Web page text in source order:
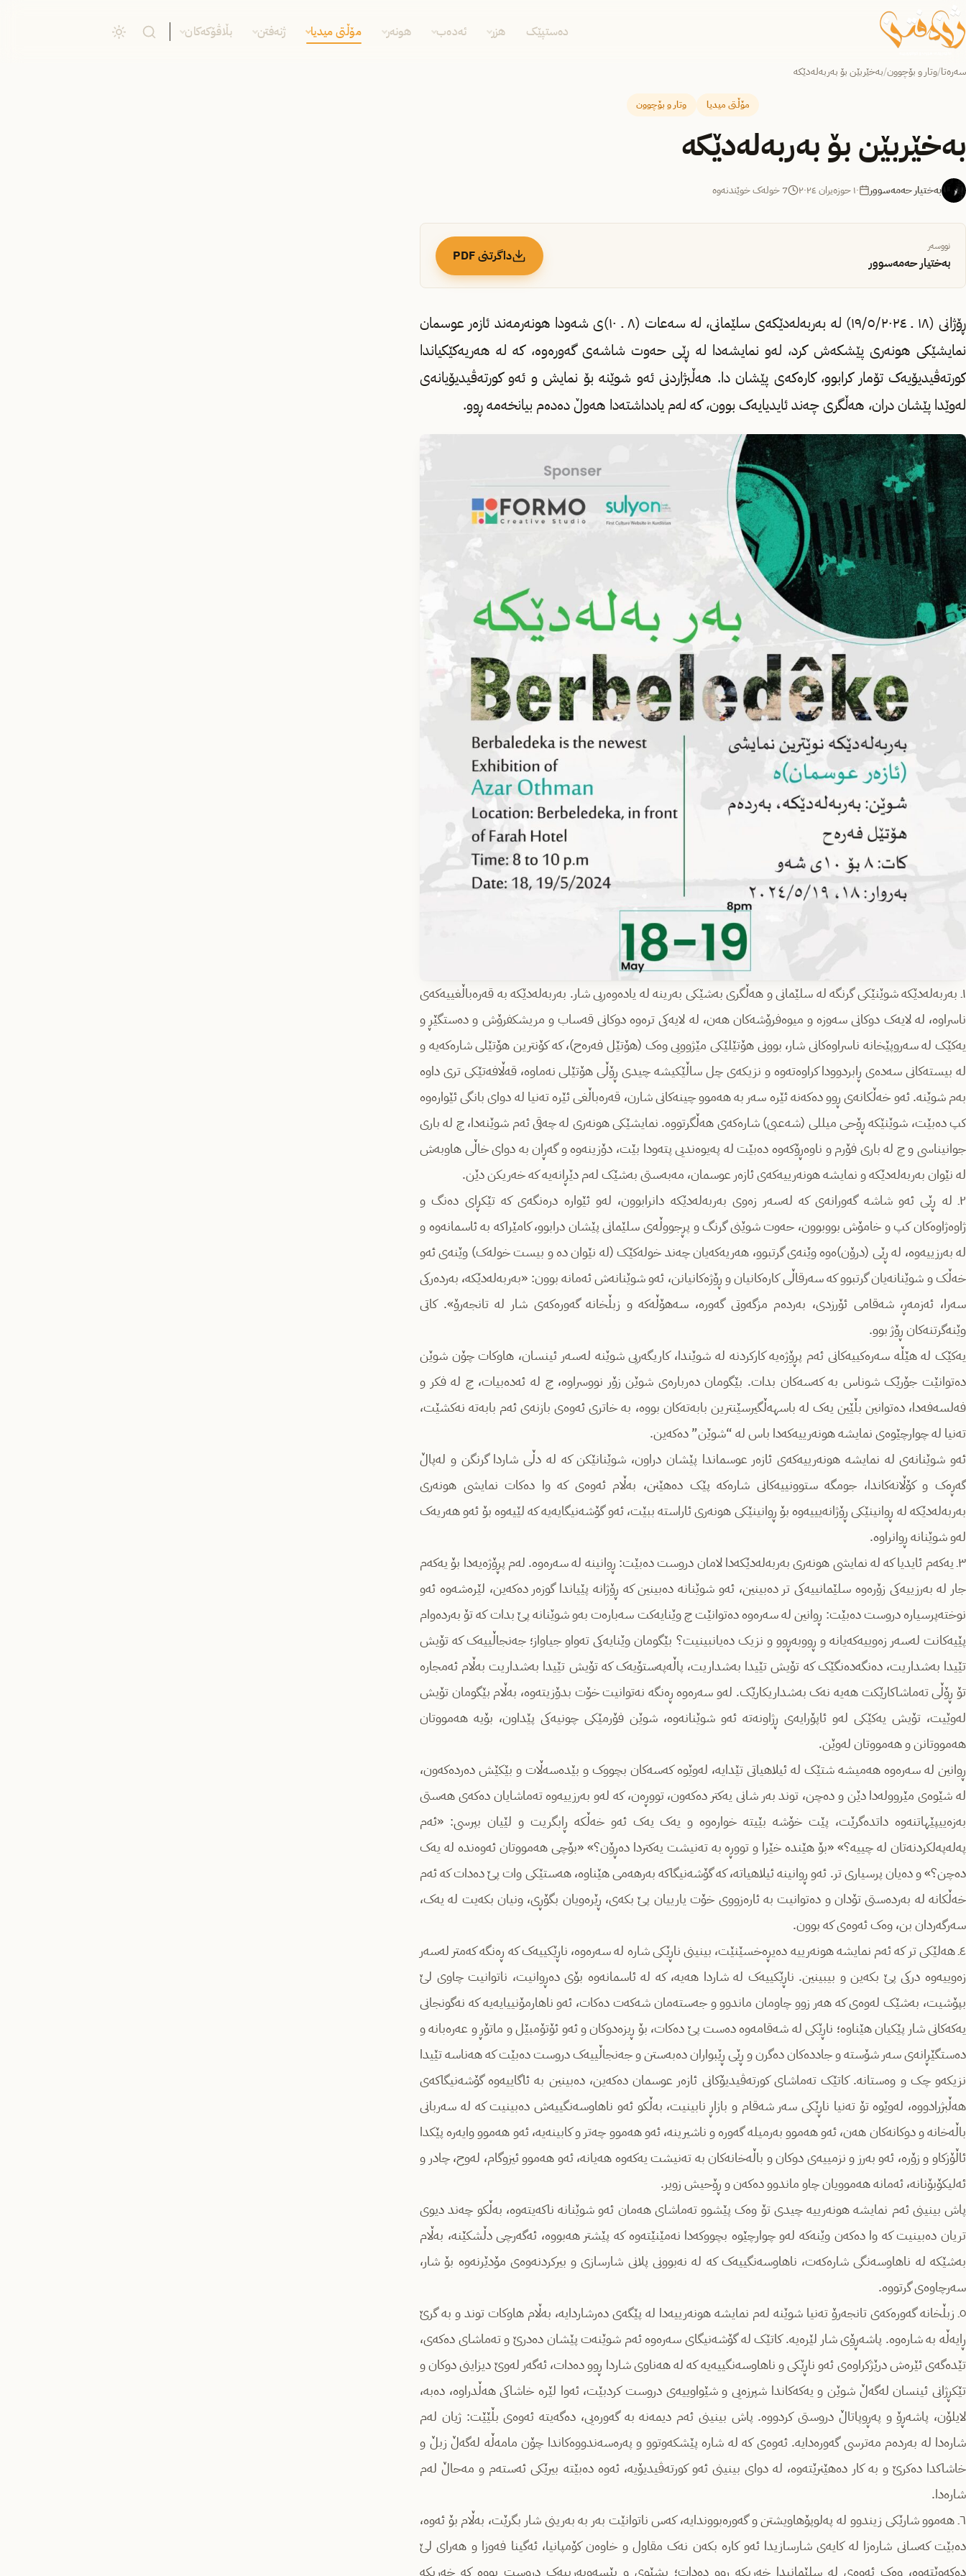
دەستپێک هزر ئەدەب هونەر مۆڵتی میدیا ژنەفتن بڵاڤۆکەکان
سەرەتا/وتار و بۆچوون/بەخێربێن بۆ بەربەلەدێکە
مۆڵتی میدیا وتار و بۆچوون
بەخێربێن بۆ بەربەلەدێکە
بەختیار حەمەسوور ١٠ حوزه‌یران ٢٠٢٤ 7 خولەک خوێندنەوە
نووسەر
بەختیار حەمەسوور داگرتنی PDF
ڕۆژانی (١٨ ـ ١٩/٥/٢٠٢٤) لە بەربەلەدێکەی سلێمانی، لە سەعات (٨ ـ ١٠)ی شەودا هونەرمەند ئازەر عوسمان
نمایشێکی هونەری پێشکەش کرد، لەو نمایشەدا لە ڕێی حەوت شاشەی گەورەوە، کە لە هەریەکێکیاندا
کورتەڤیدیۆیەک تۆمار کرابوو، کارەکەی پێشان دا. هەڵبژاردنی ئەو شوێنە بۆ نمایش و ئەو کورتەڤیدیۆیانەی
لەوێدا پێشان دران، هەڵگری چەند ئایدیایەک بوون، کە لەم یادداشتەدا هەوڵ دەدەم بیانخەمە ڕوو.
١ـ بەربەلەدێکە شوێنێکی گرنگە لە سلێمانی و هەڵگری بەشێکی بەرینە لە یادەوەریی شار. بەربەلەدێکە بە قەرەباڵغییەکەی
ناسراوە، لە لایەک دوکانی سەوزە و میوەفرۆشەکان هەن، لە لایەکی ترەوە دوکانی قەساب و مریشکفرۆش و دەستگێڕ و
یەکێک لە سەروپێخانە ناسراوەکانی شار، بوونی هۆتێلێکی مێژوویی وەک (هۆتێل فەرەح)، کە کۆنترین هۆتێلی شارەکەیە و
لە بیستەکانی سەدەی ڕابردوودا کراوەتەوە و نزیکەی چل ساڵێکیشە چیدی ڕۆڵی هۆتێلی نەماوە، قەڵافەتێکی تری داوە
بەم شوێنە. ئەو خەڵکانەی ڕوو دەکەنە ئێرە سەر بە هەموو چینەکانی شارن، قەرەباڵغی ئێرە تەنیا لە دوای بانگی ئێوارەوە
کپ دەبێت، شوێنێکە ڕۆحی میللی (شەعبی) شارەکەی هەڵگرتووە. نمایشێکی هونەری لە چەقی ئەم شوێنەدا، چ لە باری
جوانیناسی و چ لە باری فۆرم و ناوەڕۆکەوە دەبێت لە پەیوەندیی پتەودا بێت، دۆزینەوە و گەڕان بە دوای خاڵی هاوبەش
لە نێوان بەربەلەدێکە و نمایشە هونەرییەکەی ئازەر عوسمان، مەبەستی بەشێک لەم دێڕانەیە کە خەریکن دێن.
٢ـ لە ڕێی ئەو شاشە گەورانەی کە لەسەر زەوی بەربەلەدێکە دانرابوون، لەو ئێوارە درەنگەی کە تێکڕای دەنگ و
ژاوەژاوەکان کپ و خامۆش بووبوون، حەوت شوێنی گرنگ و پڕجووڵەی سلێمانی پێشان درابوو، کامێراکە بە ئاسمانەوە و
لە بەرزییەوە، لە ڕێی (درۆن)ەوە وێنەی گرتبوو، هەریەکەیان چەند خولەکێک (لە نێوان دە و بیست خولەک) وێنەی ئەو
خەڵک و شوێنانەیان گرتبوو کە سەرقاڵی کارەکانیان و ڕۆژەکانیانن، ئەو شوێنانەش ئەمانە بوون: «بەربەلەدێکە، بەردەرکی
سەرا، ئەزمەڕ، شەقامی ئۆرزدی، بەردەم مزگەوتی گەورە، سەهۆڵەکە و زبڵخانە گەورەکەی شار لە تانجەرۆ». کاتی
وێنەگرتنەکان ڕۆژ بوو.
یەکێک لە هێڵە سەرەکییەکانی ئەم پڕۆژەیە کارکردنە لە شوێندا، کاریگەریی شوێنە لەسەر ئینسان، هاوکات چۆن شوێن
دەتوانێت جۆرێک شوناس بە کەسەکان بدات. بێگومان دەربارەی شوێن زۆر نووسراوە، چ لە ئەدەبیات، چ لە فکر و
فەلسەفەدا، دەتوانین بڵێین یەک لە باسهەڵگیرسێنترین بابەتەکان بووە، بە خاتری ئەوەی بازنەی ئەم بابەتە نەکشێت،
تەنیا لە چوارچێوەی نمایشە هونەرییەکەدا باس لە “شوێن” دەکەین.
ئەو شوێنانەی لە نمایشە هونەرییەکەی ئازەر عوسماندا پێشان دراون، شوێنانێکن کە لە دڵی شاردا گرنگن و لەپاڵ
گەڕەک و کۆڵانەکاندا، جومگە ستوونییەکانی شارەکە پێک دەهێنن، بەڵام ئەوەی کە وا دەکات نمایشی هونەری
بەربەلەدێکە لە ڕوانینێکی ڕۆژانەیییەوە بۆ ڕوانینێکی هونەری ئاراستە ببێت، ئەو گۆشەنیگایەیە کە لێیەوە بۆ ئەو هەریەک
لەو شوێنانە ڕوانراوە.
٣ـ یەکەم ئایدیا کە لە نمایشی هونەری بەربەلەدێکەدا لامان دروست دەبێت: ڕوانینە لە سەرەوە. لەم پڕۆژەیەدا بۆ یەکەم
جار لە بەرزییەکی زۆرەوە سلێمانییەکی تر دەبینین، ئەو شوێنانە دەبینین کە ڕۆژانە پێیاندا گوزەر دەکەین، لێرەشەوە ئەو
نوختەپرسیارە دروست دەبێت: ڕوانین لە سەرەوە دەتوانێت چ وێنایەکت سەبارەت بەو شوێنانە پێ بدات کە تۆ بەردەوام
پێیەکانت لەسەر زەوییەکەیانە و ڕووبەڕوو و نزیک دەیانبینیت؟ بێگومان وێنایەکی تەواو جیاواز؛ جەنجاڵییەک کە تۆیش
تێیدا بەشداریت، دەنگەدەنگێک کە تۆیش تێیدا بەشداریت، پاڵەپەستۆیەک کە تۆیش تێیدا بەشداریت بەڵام ئەمجارە
تۆ ڕۆڵی تەماشاکارێکت هەیە نەک بەشداریکارێک. لەو سەرەوە ڕەنگە نەتوانیت خۆت بدۆزیتەوە، بەڵام بێگومان تۆیش
لەوێیت، تۆیش یەکێکی لەو ئاپۆرایەی ڕژاونەتە ئەو شوێنانەوە، شوێن فۆرمێکی چونیەکی پێداون، بۆیە هەمووتان
هەمووتانن و هەمووتان لەوێن.
ڕوانین لە سەرەوە هەمیشە شتێک لە ئیلاهیاتی تێدایە، لەوێوە کەسەکان بچووک و بێدەسەڵات و بێکێش دەردەکەون،
لە شێوەی مێروولەدا دێن و دەچن، توند بەر شانی یەکتر دەکەون، تووڕەن، کە لەو بەرزییەوە تەماشایان دەکەی هەستی
بەزەییپێهاتنەوە داتدەگرێت، پێت خۆشە بێیتە خوارەوە و یەک یەک ئەو خەڵکە ڕابگریت و لێیان بپرسی: «ئەم
پەلەپەلکردنەتان لە چییە؟» «بۆ هێندە خێرا و تووڕە بە تەنیشت یەکتردا دەڕۆن؟» «بۆچی هەمووتان ئەوەندە لە یەک
دەچن؟» و دەیان پرسیاری تر. ئەو ڕوانینە ئیلاهیاتە، کە گۆشەنیگاکە بەرهەمی هێناوە، هەستێکی وات پێ دەدات کە ئەم
خەڵکانە لە بەردەستی تۆدان و دەتوانیت بە ئارەزووی خۆت یارییان پێ بکەی، ڕێرەویان بگۆڕی، ونیان بکەیت لە یەک،
سەرگەردان بن، وەک ئەوەی کە بوون.
٤ـ هەلێکی تر کە ئەم نمایشە هونەرییە دەیڕەخسێنێت، بینینی ناڕێکی شارە لە سەرەوە، ناڕێکییەک کە ڕەنگە کەمتر لەسەر
زەوییەوە درکی پێ بکەین و بیبینین. ناڕێکییەک لە شاردا هەیە، کە لە ئاسمانەوە بۆی دەڕوانیت، ناتوانیت چاوی لێ
بپۆشیت، بەشێک لەوەی کە هەر زوو چاومان ماندوو و جەستەمان شەکەت دەکات، ئەو ناهارمۆنییایەیە کە نەگونجانی
یەکەکانی شار پێکیان هێناوە؛ ناڕێکی لە شەقامەوە دەست پێ دەکات، بۆ ڕیزەدوکان و ئەو ئۆتۆمبێل و ماتۆڕ و عەرەبانە و
دەستگێڕانەی سەر شۆستە و جاددەکان دەگرن و ڕێی ڕێبواران دەبەستن و جەنجاڵییەک دروست دەبێت کە هەناسە تێیدا
نزیکەو چک و وەستانە. کاتێک تەماشای کورتەڤیدیۆکانی ئازەر عوسمان دەکەین، دەبینین بە ئاگاییەوە گۆشەنیگاکەی
هەڵبژرادووە، لەوێوە تۆ تەنیا ناڕێکی سەر شەقام و بازاڕ نابینیت، بەڵکو ئەو ناهاوسەنگییەش دەبینیت کە لە سەربانی
باڵەخانە و دوکانەکان هەن، ئەو هەموو بەرمیلە گەورە و ناشیرینە، ئەو هەموو چەتر و کابینەیە، ئەو هەموو وایەرە پێکدا
ئاڵۆزکاو و زۆرە، ئەو بەرز و نزمییەی دوکان و باڵەخانەکان بە تەنیشت یەکەوە هەیانە، ئەو هەموو ئیزوگام، لەوح، چادر و
ئەلیکۆبۆنانە، ئەمانە هەموویان چاو ماندوو دەکەن و ڕۆحیش زویر.
پاش بینینی ئەم نمایشە هونەرییە چیدی تۆ وەک پێشوو تەماشای هەمان ئەو شوێنانە ناکەیتەوە، بەڵکو چەند دیوی
تریان دەبینیت کە وا دەکەن وێنەکە لەو چوارچێوە بچووکەدا نەمێنێتەوە کە پێشتر هەبووە، ئەگەرچی دڵشکێنە، بەڵام
بەشێکە لە ناهاوسەنگی شارەکەت، ناهاوسەنگییەک کە لە نەبوونی پلانی شارسازی و بیرکردنەوەی مۆدێرنەوە بۆ شار،
سەرچاوەی گرتووە.
٥ـ زبڵخانە گەورەکەی تانجەرۆ تەنیا شوێنە لەم نمایشە هونەرییەدا لە پێگەی دەرشاردایە، بەڵام هاوکات توند و بە گرێ
ڕایەڵە بە شارەوە. پاشەڕۆی شار لێرەیە. کاتێک لە گۆشەنیگای سەرەوە ئەم شوێنەت پێشان دەدرێ و تەماشای دەکەی،
تێدەگەی ئێرەش درێژکراوەی ئەو ناڕێکی و ناهاوسەنگییەیە کە لە هەناوی شاردا ڕوو دەدات، ئەگەر لەوێ دیزاینی دوکان و
تێکڕژانی ئینسان لەگەڵ شوێن و یەکەکاندا شپرزەیی و شێواوییەی دروست کردبێت، ئەوا لێرە خاشاکی هەڵدراوە، دەبە،
لایلۆن، پاشەڕۆ و پەڕوپاتاڵ دروستی کردووە. پاش بینینی ئەم دیمەنە بە گەورەیی، دەگەیتە ئەوەی بڵێێت: ژیان لەم
شارەدا لە بەردەم مەترسی گەورەدایە. ئەوەی کە لە شارە پێشکەوتوو و پەرەسەندووەکاندا چۆن مامەڵە لەگەڵ زبڵ و
خاشاکدا دەکرێ و بە کار دەهێنرێتەوە، لە دوای بینینی ئەو کورتەڤیدیۆیە، ئەوە دەبێتە بیرێکی ئەستەم و مەحاڵ لەم
شارەدا.
٦ـ هەموو شارێکی زیندوو لە پەلوپۆهاویشتن و گەورەبووندایە، کەس ناتوانێت بەر بە بەرینی شار بگرێت، بەڵام بۆ ئەوە،
دەبێت کەسانی شارەزا لە کایەی شارسازیدا ئەو کارە بکەن نەک مقاول و خاوەن کۆمپانیا، ئەگینا فەوزا و هەرای لێ
دەکەوێتەوە، وەک ئەوەی لە سلێمانیدا خەریکە ڕوو دەدات؛ پشێوی و بێسەوبەرییەک دروست بووە کە خەریکە